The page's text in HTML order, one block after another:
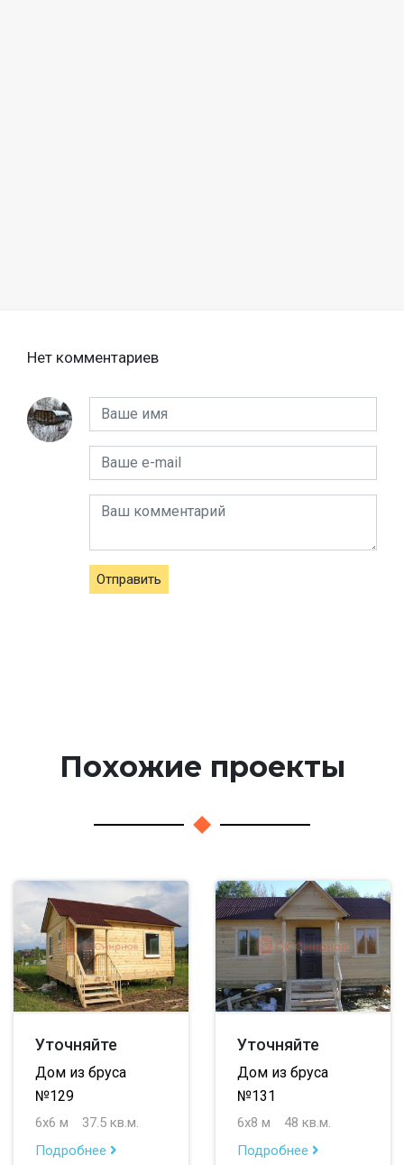
Нет комментариев
Отправить
Похожие проекты
Уточняйте
Дом из бруса
№129
6х6 м
37.5 кв.м.
Подробнее
Уточняйте
Дом из бруса
№131
6х8 м
48 кв.м.
Подробнее